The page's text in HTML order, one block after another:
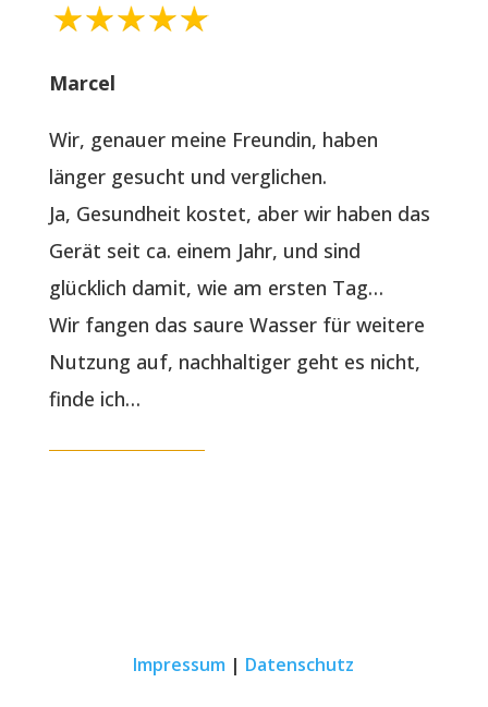
Marcel
Wir, genauer meine Freundin, haben
länger gesucht und verglichen.
Ja, Gesundheit kostet, aber wir haben das
Gerät seit ca. einem Jahr, und sind
glücklich damit, wie am ersten Tag…
Wir fangen das saure Wasser für weitere
Nutzung auf, nachhaltiger geht es nicht,
finde ich…
Impressum | Datenschutz